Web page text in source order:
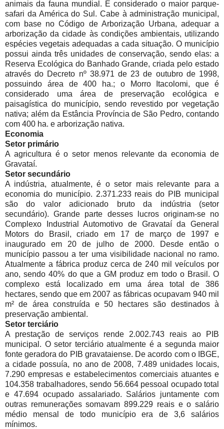
animais da fauna mundial. É considerado o maior parque-
safari da América do Sul. Cabe à administração municipal,
com base no Código de Arborização Urbana, adequar a
arborização da cidade às condições ambientais, utilizando
espécies vegetais adequadas a cada situação. O município
possui ainda três unidades de conservação, sendo elas: a
Reserva Ecológica do Banhado Grande, criada pelo estado
através do Decreto nº 38.971 de 23 de outubro de 1998,
possuindo área de 400 ha.; o Morro Itacolomi, que é
considerado uma área de preservação ecológica e
paisagística do município, sendo revestido por vegetação
nativa; além da Estância Província de São Pedro, contando
com 400 ha. e arborização nativa.
Economia
Setor primário
A agricultura é o setor menos relevante da economia de
Gravataí.
Setor secundário
A indústria, atualmente, é o setor mais relevante para a
economia do município. 2.371.233 reais do PIB municipal
são do valor adicionado bruto da indústria (setor
secundário). Grande parte desses lucros originam-se no
Complexo Industrial Automotivo de Gravataí da General
Motors do Brasil, criado em 17 de março de 1997 e
inaugurado em 20 de julho de 2000. Desde então o
município passou a ter uma visibilidade nacional no ramo.
Atualmente a fábrica produz cerca de 240 mil veículos por
ano, sendo 40% do que a GM produz em todo o Brasil. O
complexo está localizado em uma área total de 386
hectares, sendo que em 2007 as fábricas ocupavam 940 mil
m² de área construída e 50 hectares são destinados à
preservação ambiental.
Setor terciário
A prestação de serviços rende 2.002.743 reais ao PIB
municipal. O setor terciário atualmente é a segunda maior
fonte geradora do PIB gravataiense. De acordo com o IBGE,
a cidade possuía, no ano de 2008, 7.489 unidades locais,
7.290 empresas e estabelecimentos comerciais atuantes e
104.358 trabalhadores, sendo 56.664 pessoal ocupado total
e 47.694 ocupado assalariado. Salários juntamente com
outras remunerações somavam 899.229 reais e o salário
médio mensal de todo município era de 3,6 salários
mínimos.